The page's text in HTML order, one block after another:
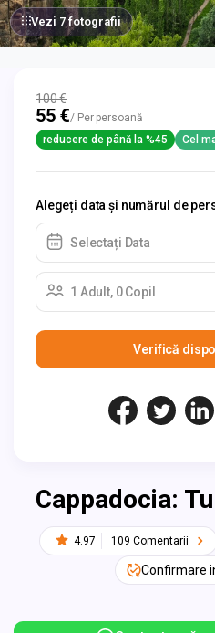
Vezi 7 fotografii
100 €
55 €/ Per persoană
reducere de până la %45
Cel
Alegeți data și numărul de
Selectați Data
1 Adult, 0 Copil
Verifică
Cappadocia:
4.97 109 Comentarii
Confirmare